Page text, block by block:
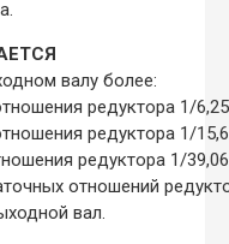
валу более:
редуктора 1/6,25
редуктора 1/
редуктора 1/39,06
отношений
вал.